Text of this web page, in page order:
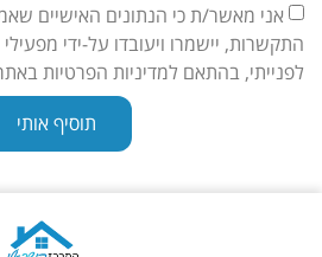
אני מאשר/ת כי הנתונים האישיים
התקשרות, יישמרו ויעובדו על-ידי
לפנייתי, בהתאם למדיניות הפרטיות
תוסיף אותי